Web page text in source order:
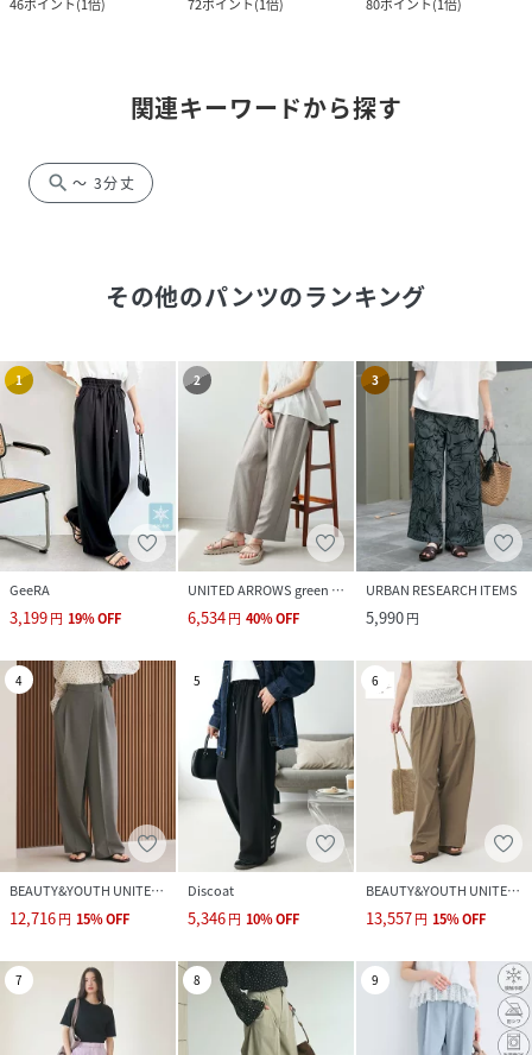
関連キーワードから探す
search ～ 3分丈
その他のパンツのランキング
1
GeeRA
3,199円 19%OFF
2
UNITED ARROWS green label relaxing
6,534円 40%OFF
3
URBAN RESEARCH ITEMS
5,990円
4
BEAUTY&YOUTH UNITED ARROWS
12,716円 15%OFF
5
Discoat
5,346円 10%OFF
6
BEAUTY&YOUTH UNITED ARROWS
13,557円 15%OFF
7 8 9